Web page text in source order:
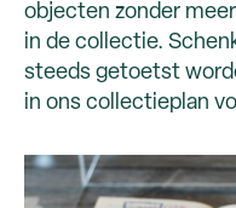
objecten zonder
in de collectie.
steeds getoetst
in ons collectieplan